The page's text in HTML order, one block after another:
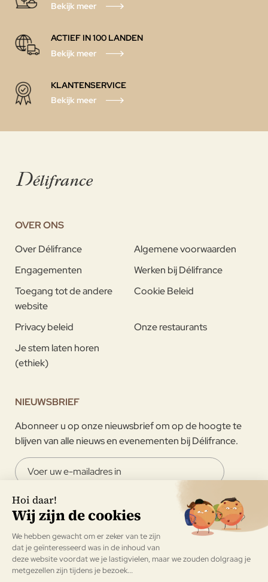
Bekijk meer
ACTIEF IN 100 LANDEN
Bekijk meer
KLANTENSERVICE
Bekijk meer
OVER ONS
Over Délifrance
Algemene voorwaarden
Engagementen
Werken bij Délifrance
Toegang tot de andere
website
Cookie Beleid
Privacy beleid
Onze restaurants
Je stem laten horen
(ethiek)
NIEUWSBRIEF
Abonneer u op onze nieuwsbrief om op de hoogte te
blijven van alle nieuws en evenementen bij Délifrance.
Ik ga ermee akkoord om de nieuwsbrief van Délifrance te
ontvangen.